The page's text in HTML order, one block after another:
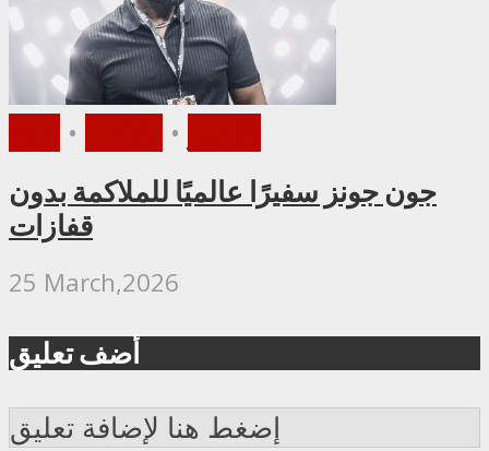
• •
جون جونز سفيرًا عالميًا للملاكمة بدون
قفازات
25 March,2026
أضف تعليق
إضغط هنا لإضافة تعليق